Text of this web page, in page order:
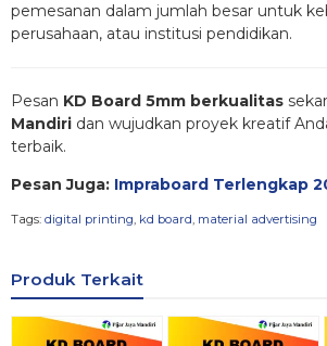
pemesanan dalam jumlah besar untuk
perusahaan, atau institusi pendidikan.
Pesan KD Board 5mm berkualitas
Mandiri dan wujudkan proyek kreatif
terbaik.
Pesan Juga: Impraboard Terlengkap
Tags: digital printing, kd board, material advertising
Produk Terkait